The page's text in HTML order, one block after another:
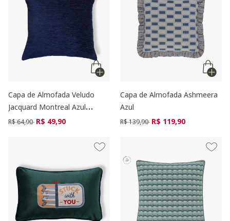
Capa de Almofada Veludo
Jacquard Montreal Azul
Marinho
Preço reduzido de
R$ 64,90 para
R$ 49,90
Capa de Almofada Ashmeera
Azul
Preço reduzido de
R$ 139,90 para
R$ 119,90